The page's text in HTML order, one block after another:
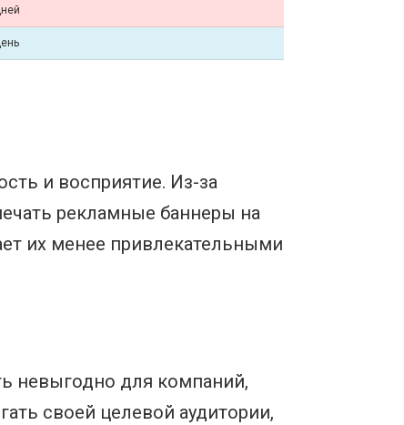
и восприятие. Из-за
рекламные баннеры на
их менее привлекательными
невыгодно для компаний,
своей целевой аудитории,